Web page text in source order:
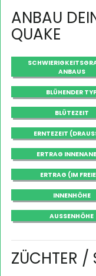
ANBAU
QUAKE
ANBAUS
BLÜHENDER
BLÜTEZEIT
ERNTEZEIT
ERTRAG
ERTRAG (IM
INNENHÖHE
AUSSENHÖHE
ZÜCHTER /